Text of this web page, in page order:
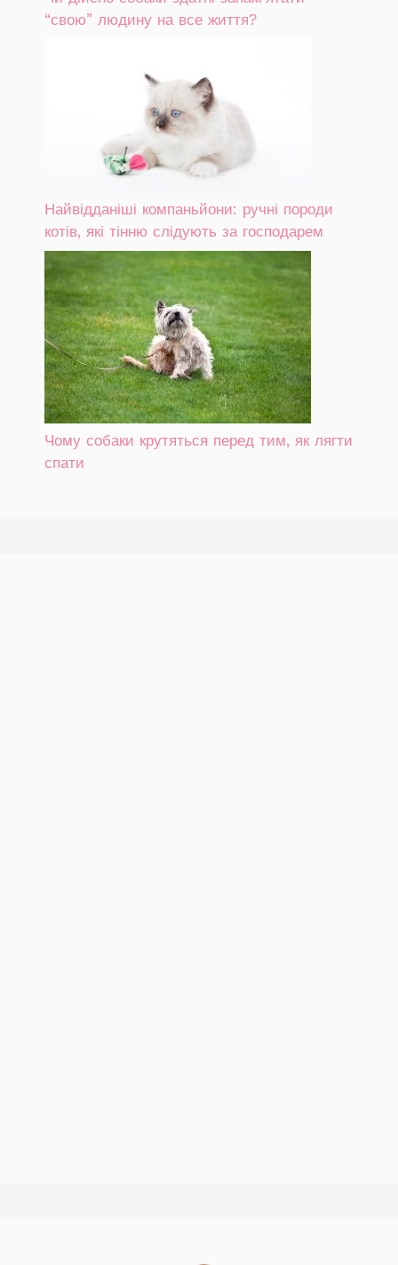
“свою” людину на все життя?
Найвідданіші компаньйони: ручні породи
котів, які тінню слідують за господарем
Чому собаки крутяться перед тим, як лягти
спати